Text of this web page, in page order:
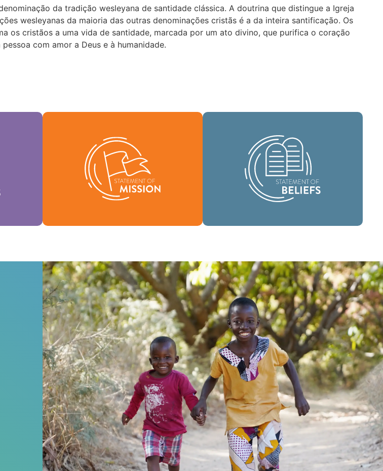
da tradição wesleyana de santidade clássica. A doutrina que distingue a Igreja
wesleyanas da maioria das outras denominações cristãs é a da inteira santificação. Os
os cristãos a uma vida de santidade, marcada por um ato divino, que purifica o coração
com amor a Deus e à humanidade.
a
Nossa declaração de missão define
quem somos, por que existimos e
nossa razão de ser.
Missão
temos a missão de levar as boas novas
da vida em Jesus Cristo a pessoas em
todos os lugares e de difundir a
mensagem da santidade bíblica por
todas as terras.